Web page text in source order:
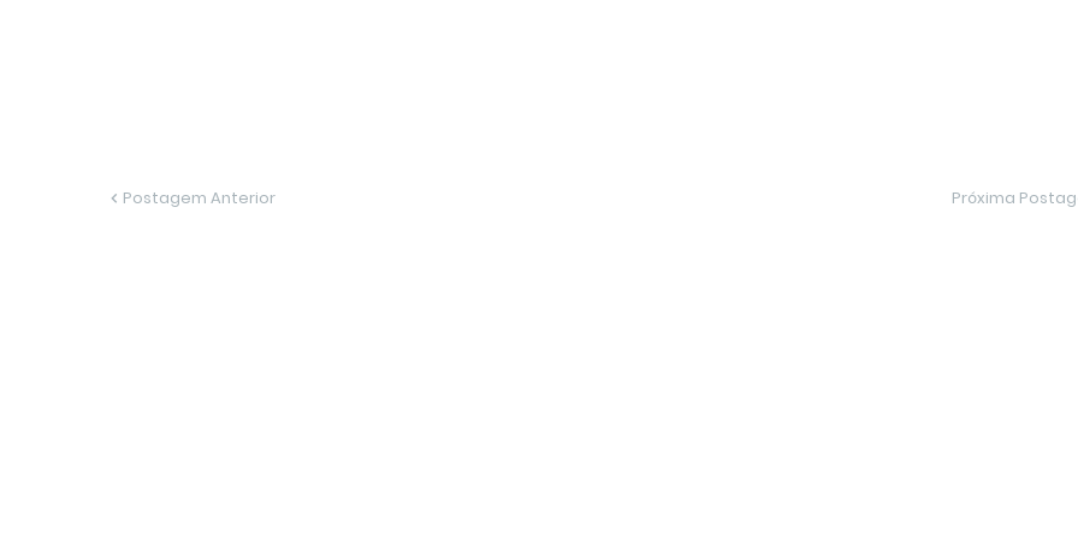
Postagem Anterior Próxima